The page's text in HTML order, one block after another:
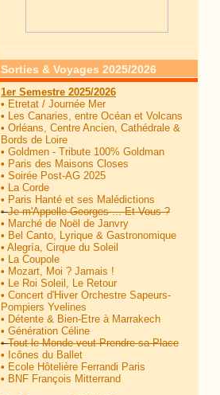
Sorties & Voyages 2025/2026
1er Semestre 2025/2026
• Etretat / Journée Mer
• Les Canaries, entre Océan et Volcans
• Orléans, Centre Ancien, Cathédrale &
Bords de Loire
• Goldmen - Tribute 100% Goldman
• Paris des Maisons Closes
• Soirée Post-AG 2025
• La Corde
• Paris Hanté et ses Malédictions
• Je m'Appelle Georges ... Et Vous ?
• Marché de Noël de Janvry
• Bel Canto, Lyrique & Gastronomique
• Alegría, Cirque du Soleil
• La Coupole
• Mozart, Moi ? Jamais !
• Le Roi Soleil, Le Retour
• Concert d'Hiver Orchestre Sapeurs-
Pompiers Yvelines
• Détente & Bien-Etre à Marrakech
• Génération Céline
• Tout le Monde veut Prendre sa Place
• Icônes du Ballet
• Ecole Hôtelière Ferrandi Paris
• BNF François Mitterrand